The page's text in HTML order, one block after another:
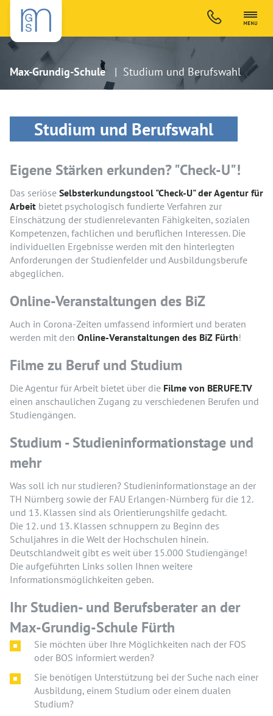
Max-Grundig-Schule | Studium und Berufswahl
Studium und Berufswahl
Eigene Stärken erkunden? "Check-U"!
Das seriöse Selbsterkundungstool "Check-U" der Agentur für
Arbeit bietet psychologisch fundierte Verfahren zur
Einschätzung der studienrelevanten Fähigkeiten, sozialen
Kompetenzen, fachlichen und beruflichen Interessen. Die
individuellen Ergebnisse werden mit den hinterlegten
Anforderungen der Studienfelder und Ausbildungs­berufe
abgeglichen.
Online-Veranstaltungen des BiZ
Auch in Corona-Zeiten umfassend informiert und beraten
werden mit den Online-Veranstaltungen des BiZ Fürth!
Filme zu Beruf und Studium
Die Agentur für Arbeit bietet über die Filme von BERUFE.TV
einen anschaulichen Zugang zu verschiedenen Berufen und
Studiengängen.
Studium - Studien­informationstage und
mehr
Was soll ich nur studieren? Studien­informationstage an der
TH Nürnberg sowie der FAU Erlangen-Nürnberg für die 12.
und 13. Klassen sind als Orientierungshilfe gedacht.
Die 12. und 13. Klassen schnuppern zu Beginn des
Schuljahres in die Welt der Hochschulen hinein.
Deutschlandweit gibt es weit über 15.000 Studiengänge!
Die aufgeführten Links sollen Ihnen weitere
Informationsmöglichkeiten geben.
Ihr Studien- und Berufsberater an der
Max-Grundig-Schule Fürth
Sie möchten über Ihre Möglichkeiten nach der FOS
oder BOS informiert werden?
Sie benötigen Unterstützung bei der Suche nach einer
Ausbildung, einem Studium oder einem dualen
Studium?